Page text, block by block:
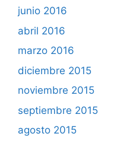
junio 2016
abril 2016
marzo 2016
diciembre 2015
noviembre 2015
septiembre 2015
agosto 2015